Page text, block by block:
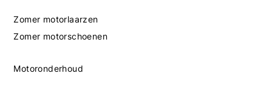
Zomer motorlaarzen
Zomer motorschoenen
Motoronderhoud